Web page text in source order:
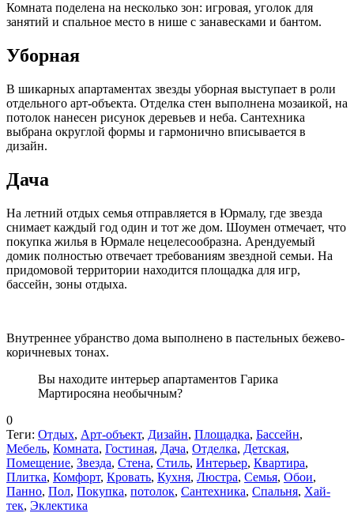
Комната поделена на несколько зон: игровая, уголок для
занятий и спальное место в нише с занавесками и бантом.
Уборная
В шикарных апартаментах звезды уборная выступает в роли
отдельного арт-объекта. Отделка стен выполнена мозаикой, на
потолок нанесен рисунок деревьев и неба. Сантехника
выбрана округлой формы и гармонично вписывается в
дизайн.
Дача
На летний отдых семья отправляется в Юрмалу, где звезда
снимает каждый год один и тот же дом. Шоумен отмечает, что
покупка жилья в Юрмале нецелесообразна. Арендуемый
домик полностью отвечает требованиям звездной семьи. На
придомовой территории находится площадка для игр,
бассейн, зоны отдыха.
Внутреннее убранство дома выполнено в пастельных бежево-
коричневых тонах.
Вы находите интерьер апартаментов Гарика
Мартиросяна необычным?
0
Теги: Отдых, Арт-объект, Дизайн, Площадка, Бассейн,
Мебель, Комната, Гостиная, Дача, Отделка, Детская,
Помещение, Звезда, Стена, Стиль, Интерьер, Квартира,
Плитка, Комфорт, Кровать, Кухня, Люстра, Семья, Обои,
Панно, Пол, Покупка, потолок, Сантехника, Спальня, Хай-
тек, Эклектика